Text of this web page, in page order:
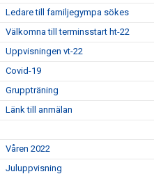
Ledare till familjegympa sökes
Välkomna till terminsstart ht-22
Uppvisningen vt-22
Covid-19
Gruppträning
Länk till anmälan
Våren 2022
Juluppvisning